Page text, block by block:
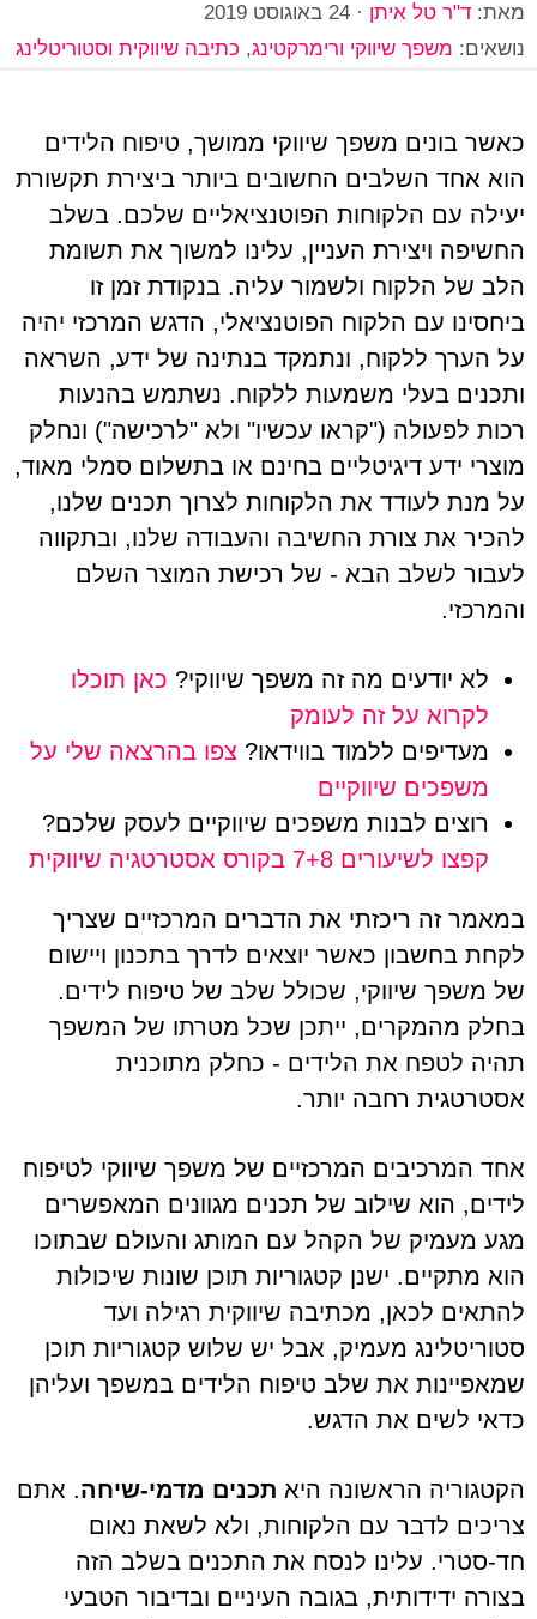
מאת: ד"ר טל איתן· 24 באוגוסט 2019
נושאים: משפך שיווקי ורימרקטינג, כתיבה שיווקית וסטוריטלינג
כאשר בונים משפך שיווקי ממושך, טיפוח הלידים
הוא אחד השלבים החשובים ביותר ביצירת תקשורת
יעילה עם הלקוחות הפוטנציאליים שלכם. בשלב
החשיפה ויצירת העניין, עלינו למשוך את תשומת
הלב של הלקוח ולשמור עליה. בנקודת זמן זו
ביחסינו עם הלקוח הפוטנציאלי, הדגש המרכזי יהיה
על הערך ללקוח, ונתמקד בנתינה של ידע, השראה
ותכנים בעלי משמעות ללקוח. נשתמש בהנעות
רכות לפעולה ("קראו עכשיו" ולא "לרכישה") ונחלק
מוצרי ידע דיגיטליים בחינם או בתשלום סמלי מאוד,
על מנת לעודד את הלקוחות לצרוך תכנים שלנו,
להכיר את צורת החשיבה והעבודה שלנו, ובתקווה
לעבור לשלב הבא - של רכישת המוצר השלם
והמרכזי.
לא יודעים מה זה משפך שיווקי? כאן תוכלו
לקרוא על זה לעומק
מעדיפים ללמוד בווידאו? צפו בהרצאה שלי על
משפכים שיווקיים
רוצים לבנות משפכים שיווקיים לעסק שלכם?
קפצו לשיעורים 7+8 בקורס אסטרטגיה שיווקית
במאמר זה ריכזתי את הדברים המרכזיים שצריך
לקחת בחשבון כאשר יוצאים לדרך בתכנון ויישום
של משפך שיווקי, שכולל שלב של טיפוח לידים.
בחלק מהמקרים, ייתכן שכל מטרתו של המשפך
תהיה לטפח את הלידים - כחלק מתוכנית
אסטרטגית רחבה יותר.
אחד המרכיבים המרכזיים של משפך שיווקי לטיפוח
לידים, הוא שילוב של תכנים מגוונים המאפשרים
מגע מעמיק של הקהל עם המותג והעולם שבתוכו
הוא מתקיים. ישנן קטגוריות תוכן שונות שיכולות
להתאים לכאן, מכתיבה שיווקית רגילה ועד
סטוריטלינג מעמיק, אבל יש שלוש קטגוריות תוכן
שמאפיינות את שלב טיפוח הלידים במשפך ועליהן
כדאי לשים את הדגש.
הקטגוריה הראשונה היא תכנים מדמי-שיחה. אתם
צריכים לדבר עם הלקוחות, ולא לשאת נאום
חד-סטרי. עלינו לנסח את התכנים בשלב הזה
בצורה ידידותית, בגובה העיניים ובדיבור הטבעי